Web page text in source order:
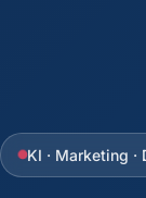
KI · Marketing